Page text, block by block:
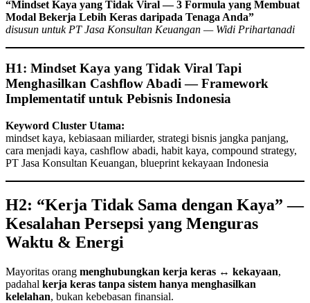
“Mindset Kaya yang Tidak Viral — 3 Formula yang Membuat
Modal Bekerja Lebih Keras daripada Tenaga Anda”
disusun untuk PT Jasa Konsultan Keuangan — Widi Prihartanadi
H1: Mindset Kaya yang Tidak Viral Tapi
Menghasilkan Cashflow Abadi — Framework
Implementatif untuk Pebisnis Indonesia
Keyword Cluster Utama:
mindset kaya, kebiasaan miliarder, strategi bisnis jangka panjang,
cara menjadi kaya, cashflow abadi, habit kaya, compound strategy,
PT Jasa Konsultan Keuangan, blueprint kekayaan Indonesia
H2: “Kerja Tidak Sama dengan Kaya” —
Kesalahan Persepsi yang Menguras
Waktu & Energi
Mayoritas orang menghubungkan kerja keras ↔ kekayaan,
padahal kerja keras tanpa sistem hanya menghasilkan
kelelahan, bukan kebebasan finansial.